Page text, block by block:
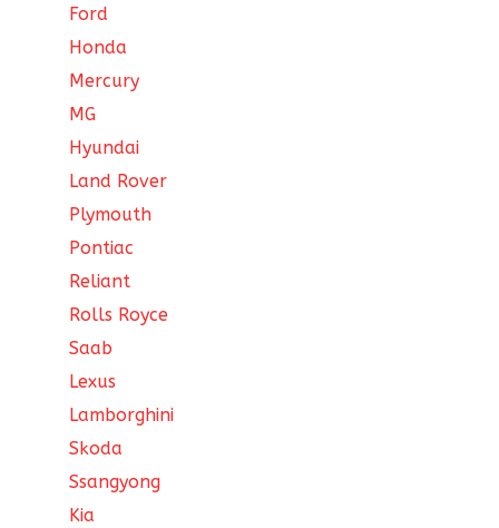
Ford
Honda
Mercury
MG
Hyundai
Land Rover
Plymouth
Pontiac
Reliant
Rolls Royce
Saab
Lexus
Lamborghini
Skoda
Ssangyong
Kia